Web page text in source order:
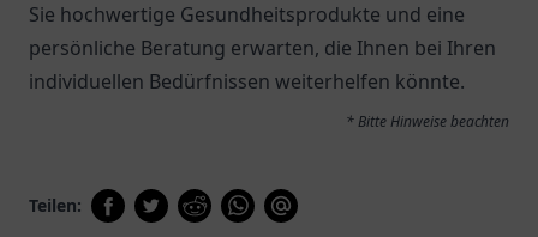
Sie hochwertige Gesundheitsprodukte und eine
persönliche Beratung erwarten, die Ihnen bei Ihren
individuellen Bedürfnissen weiterhelfen könnte.
* Bitte Hinweise beachten
Teilen: